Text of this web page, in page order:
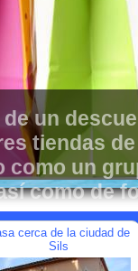
un
tiendas
como un
como de
reformar su
empresa - este es
cerca de la ciudad de
Sils